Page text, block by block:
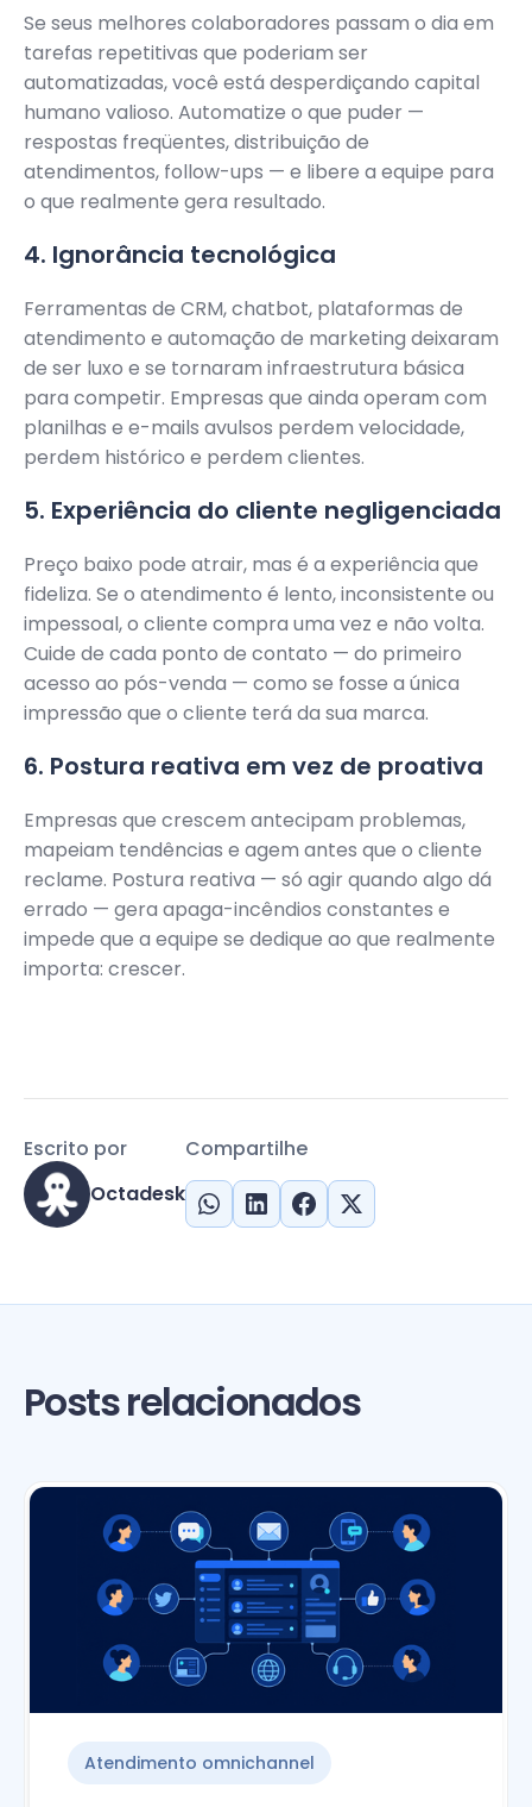
Se seus melhores colaboradores passam o dia em
tarefas repetitivas que poderiam ser
automatizadas, você está desperdiçando capital
humano valioso. Automatize o que puder —
respostas freqüentes, distribuição de
atendimentos, follow-ups — e libere a equipe para
o que realmente gera resultado.
4. Ignorância tecnológica
Ferramentas de CRM, chatbot, plataformas de
atendimento e automação de marketing deixaram
de ser luxo e se tornaram infraestrutura básica
para competir. Empresas que ainda operam com
planilhas e e-mails avulsos perdem velocidade,
perdem histórico e perdem clientes.
5. Experiência do cliente negligenciada
Preço baixo pode atrair, mas é a experiência que
fideliza. Se o atendimento é lento, inconsistente ou
impessoal, o cliente compra uma vez e não volta.
Cuide de cada ponto de contato — do primeiro
acesso ao pós-venda — como se fosse a única
impressão que o cliente terá da sua marca.
6. Postura reativa em vez de proativa
Empresas que crescem antecipam problemas,
mapeiam tendências e agem antes que o cliente
reclame. Postura reativa — só agir quando algo dá
errado — gera apaga-incêndios constantes e
impede que a equipe se dedique ao que realmente
importa: crescer.
Compartilhe
Escrito por
Octadesk
Posts relacionados
Atendimento omnichannel